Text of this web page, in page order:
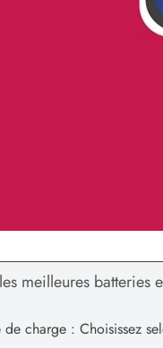
meilleures batteries
de charge : Choisissez